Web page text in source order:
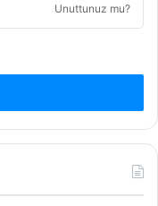
Unuttunuz mu?